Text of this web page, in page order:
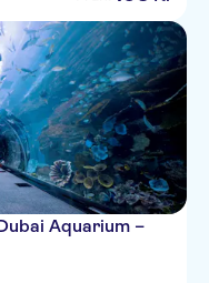
Aquarium –